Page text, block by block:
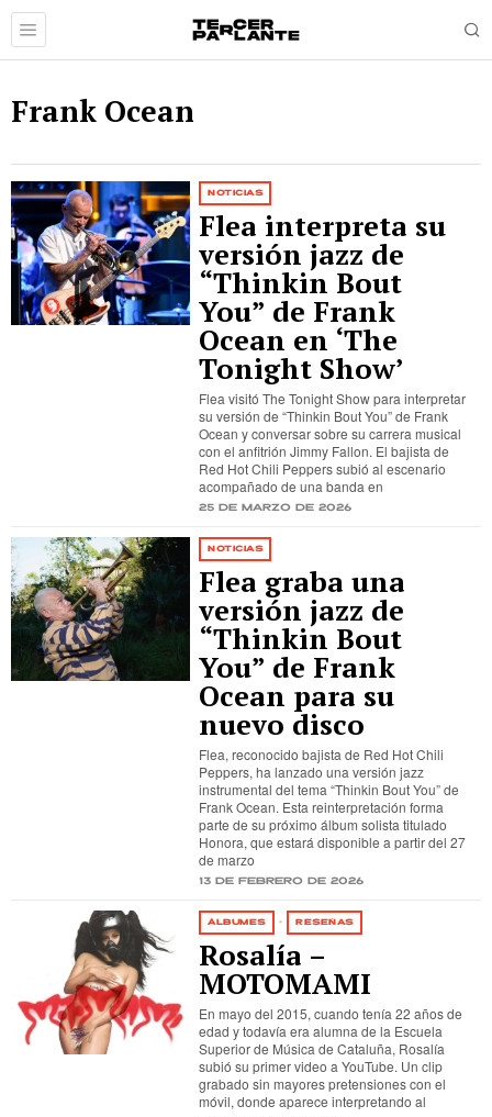
Frank Ocean
NOTICIAS
Flea interpreta su
versión jazz de
“Thinkin Bout
You” de Frank
Ocean en ‘The
Tonight Show’
Flea visitó The Tonight Show para interpretar
su versión de “Thinkin Bout You” de Frank
Ocean y conversar sobre su carrera musical
con el anfitrión Jimmy Fallon. El bajista de
Red Hot Chili Peppers subió al escenario
acompañado de una banda en
25 de marzo de 2026
NOTICIAS
Flea graba una
versión jazz de
“Thinkin Bout
You” de Frank
Ocean para su
nuevo disco
Flea, reconocido bajista de Red Hot Chili
Peppers, ha lanzado una versión jazz
instrumental del tema “Thinkin Bout You” de
Frank Ocean. Esta reinterpretación forma
parte de su próximo álbum solista titulado
Honora, que estará disponible a partir del 27
de marzo
13 de febrero de 2026
ÁLBUMES · RESEÑAS
Rosalía –
MOTOMAMI
En mayo del 2015, cuando tenía 22 años de
edad y todavía era alumna de la Escuela
Superior de Música de Cataluña, Rosalía
subió su primer video a YouTube. Un clip
grabado sin mayores pretensiones con el
móvil, donde aparece interpretando al